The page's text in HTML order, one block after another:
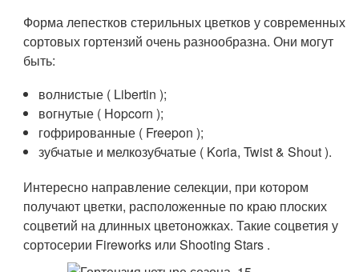
Форма лепестков стерильных цветков у современных
сортовых гортензий очень разнообразна. Они могут
быть:
волнистые ( Libertin );
вогнутые ( Hopcorn );
гофрированные ( Freepon );
зубчатые и мелкозубчатые ( Koria, Twist & Shout ).
Интересно направление селекции, при котором
получают цветки, расположенные по краю плоских
соцветий на длинных цветоножках. Такие соцветия у
сортосерии Fireworks или Shooting Stars .